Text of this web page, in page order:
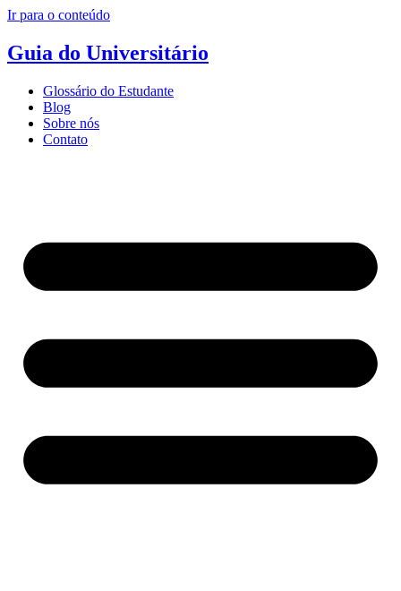
Ir para o conteúdo
Guia do Universitário
Glossário do Estudante
Blog
Sobre nós
Contato